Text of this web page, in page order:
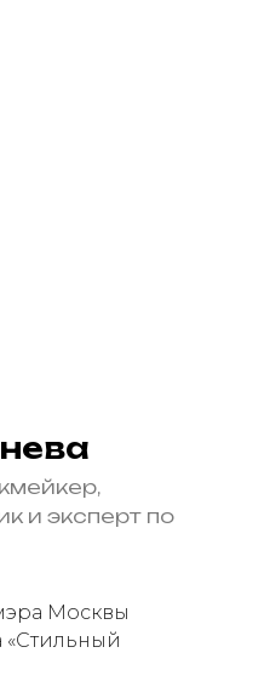
и эксперт по
Москвы